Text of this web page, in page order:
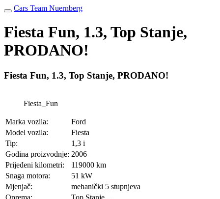
Cars Team Nuernberg
Fiesta Fun, 1.3, Top Stanje,
PRODANO!
Fiesta Fun, 1.3, Top Stanje, PRODANO!
Fiesta_Fun
Marka vozila:
Ford
Model vozila:
Fiesta
Tip:
1,3 i
Godina proizvodnje: 2006
Prijeđeni kilometri:
119000 km
Snaga motora:
51 kW
Mjenjač:
mehanički 5 stupnjeva
Oprema:
Top Stanje,...